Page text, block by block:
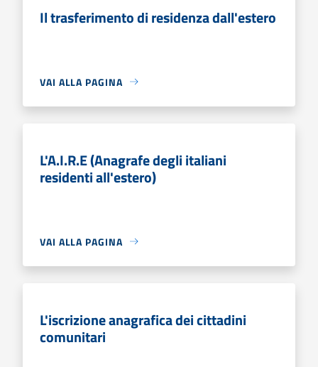
Il trasferimento di residenza dall'estero
VAI ALLA PAGINA
L'A.I.R.E (Anagrafe degli italiani
residenti all'estero)
VAI ALLA PAGINA
L'iscrizione anagrafica dei cittadini
comunitari